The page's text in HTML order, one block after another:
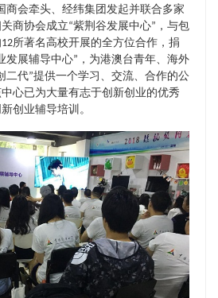
商会牵头、经纬集团发起并联合多家
商协会成立“紫荆谷发展中心”，与包
所著名高校开展的全方位合作，捐
发展辅导中心”，为港澳台青年、海外
二代”提供一个学习、交流、合作的公
心已为大量有志于创新创业的优秀
创业辅导培训。